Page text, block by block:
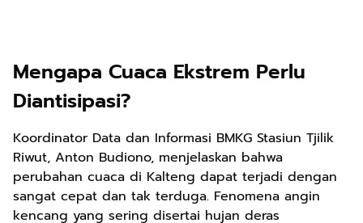
Mengapa Cuaca Ekstrem Perlu
Diantisipasi?
Koordinator Data dan Informasi BMKG Stasiun Tjilik
Riwut, Anton Budiono, menjelaskan bahwa
perubahan cuaca di Kalteng dapat terjadi dengan
sangat cepat dan tak terduga. Fenomena angin
kencang yang sering disertai hujan deras